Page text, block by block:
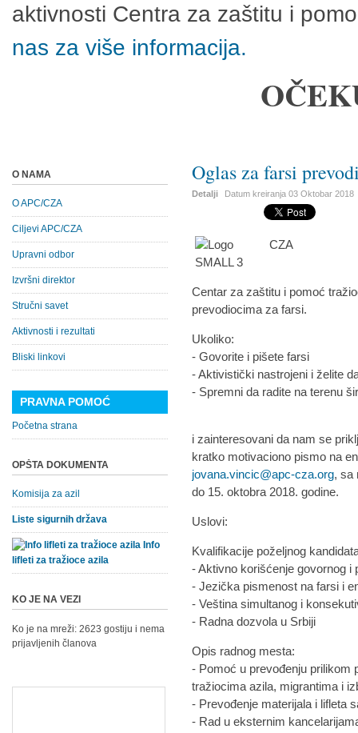
aktivnosti Centra za zaštitu i
nas za više informacija.
Oglas za farsi
Detalji Datum kreiranja03 Oktobar 2018
Centar za zaštitu i pomoć
prevodiocima za farsi.
Ukoliko:
- Govorite i pišete farsi
- Aktivistički nastrojeni i želite
- Spremni da
i zainteresovani da nam se
kratko motivaciono pismo na
jovana.vincic@apc-cza.org, sa
do 15. oktobra 2018. godine.
Uslovi:
Kvalifikacije poželjnog
- Aktivno korišćenje govornog i
- Jezička pismenost na farsi i
- Veština simultanog i
- Radna dozvola u Srbiji
Opis radnog mesta:
- Pomoć u prevođenju prilikom
tražiocima azila, migrantima i
- Prevođenje materijala i lifleta
- Rad u eksternim
O NAMA
O APC/CZA
Ciljevi APC/CZA
Upravni odbor
Izvršni direktor
Stručni savet
Aktivnosti i rezultati
Bliski linkovi
PRAVNA POMOĆ
Početna strana
OPŠTA DOKUMENTA
Komisija za azil
Liste sigurnih država
Info
lifleti za tražioce azila
KO JE NA VEZI
Ko je na mreži: 2623 gostiju i nema
prijavljenih članova